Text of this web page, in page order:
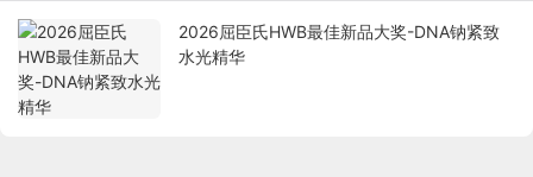
2026屈臣氏HWB最佳新品大奖-DNA钠紧致
水光精华